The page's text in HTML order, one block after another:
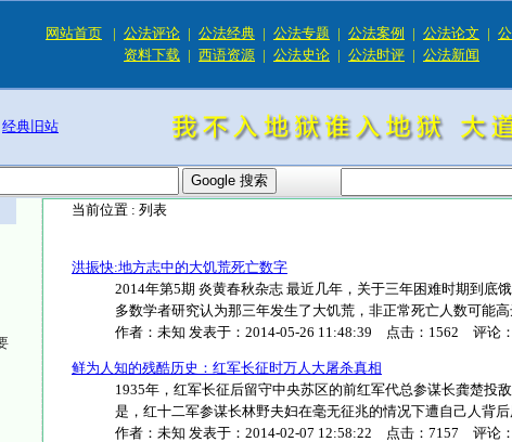
网站首页 | 公法评论 | 公法经典 | 公法专题 | 公法案例 | 公法论文 |
资料下载 | 西语资源 | 公法史论 | 公法时评 | 公法新闻
经典旧站
当前位置 : 列表
洪振快:地方志中的大饥荒死亡数字
2014年第5期 炎黄春秋杂志 最近几年，关于三年困难时期到底
多数学者研究认为那三年发生了大饥荒，非正常死亡人数可能高
作者： 未知 发表于： 2014-05-26 11:48:39 点击： 1562 评论：
鲜为人知的残酷历史：红军长征时万人大屠杀真相
1935年，红军长征后留守中央苏区的前红军代总参谋长龚楚投
是，红十二军参谋长林野夫妇在毫无征兆的情况下遭自己人背
作者： 未知 发表于： 2014-02-07 12:58:22 点击： 7157 评论：